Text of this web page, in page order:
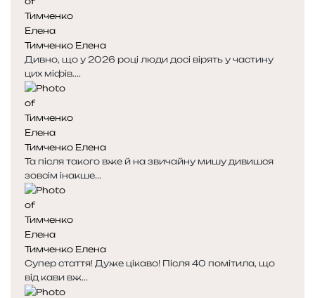
Тимченко Елена
Дивно, що у 2026 році люди досі вірять у частину
цих міфів....
Тимченко Елена
Та після такого вже й на звичайну мишу дивишся
зовсім інакше...
Тимченко Елена
Супер стаття! Дуже цікаво! Після 40 помітила, що
від кави вж...